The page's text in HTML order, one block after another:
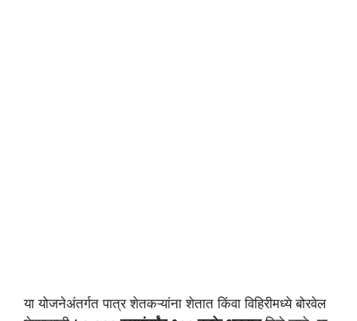
या योजनेअंतर्गत पात्र शेतकऱ्यांना शेतात किंवा विहिरीमध्ये बोरवेल